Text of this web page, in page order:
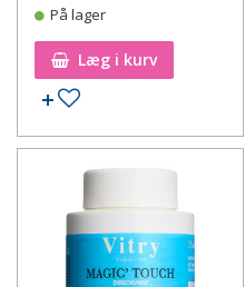
På lager
Læg i kurv
Tilføj til ønskeseddel